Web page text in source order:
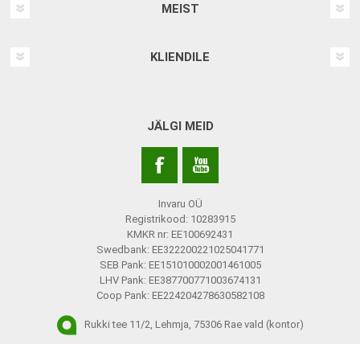
MEIST
KLIENDILE
JÄLGI MEID
Invaru OÜ
Registrikood: 10283915
KMKR nr: EE100692431
Swedbank: EE322200221025041771
SEB Pank: EE151010002001461005
LHV Pank: EE387700771003674131
Coop Pank: EE224204278630582108
Rukki tee 11/2, Lehmja, 75306 Rae vald (kontor)